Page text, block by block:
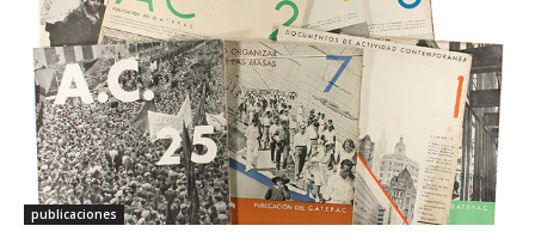
publicaciones